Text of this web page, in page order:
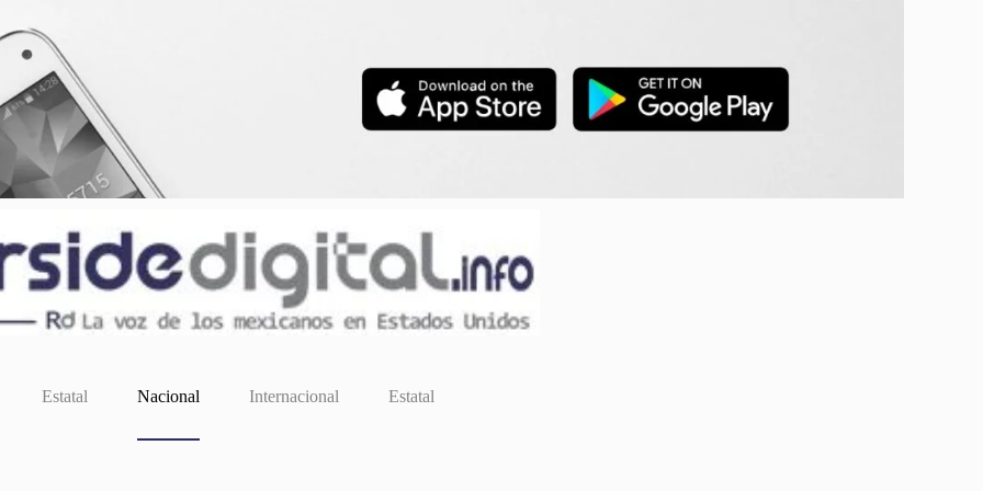
Estatal Nacional Internacional Estatal